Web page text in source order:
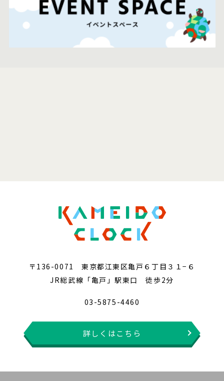
〒136-0071 東京都江東区亀戸６丁目３１−６
JR総武線「亀戸」駅東口 徒歩2分
03-5875-4460
詳しくはこちら